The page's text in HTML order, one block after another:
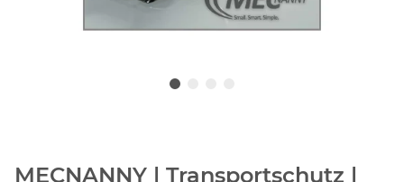
MECNANNY | Transportschutz |